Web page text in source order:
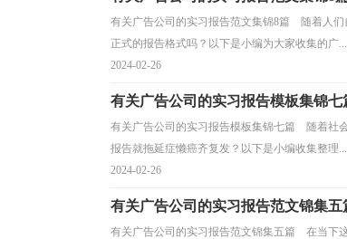
有关广告公司的实习报告范文集锦8篇 随着人们
正式的报告格式吗？以下是小编为大家收集的广...
2024-02-26
有关广告公司的实习报告模板集锦七
有关广告公司的实习报告模板集锦七篇 随着社
报告就拖延症懒癌齐复发？以下是小编收集整理...
2024-02-26
有关广告公司的实习报告范文锦集五
有关广告公司的实习报告范文锦集五篇 在当下